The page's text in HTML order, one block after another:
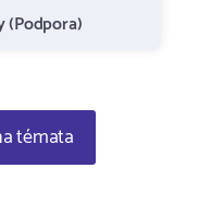
(Podpora)
témata